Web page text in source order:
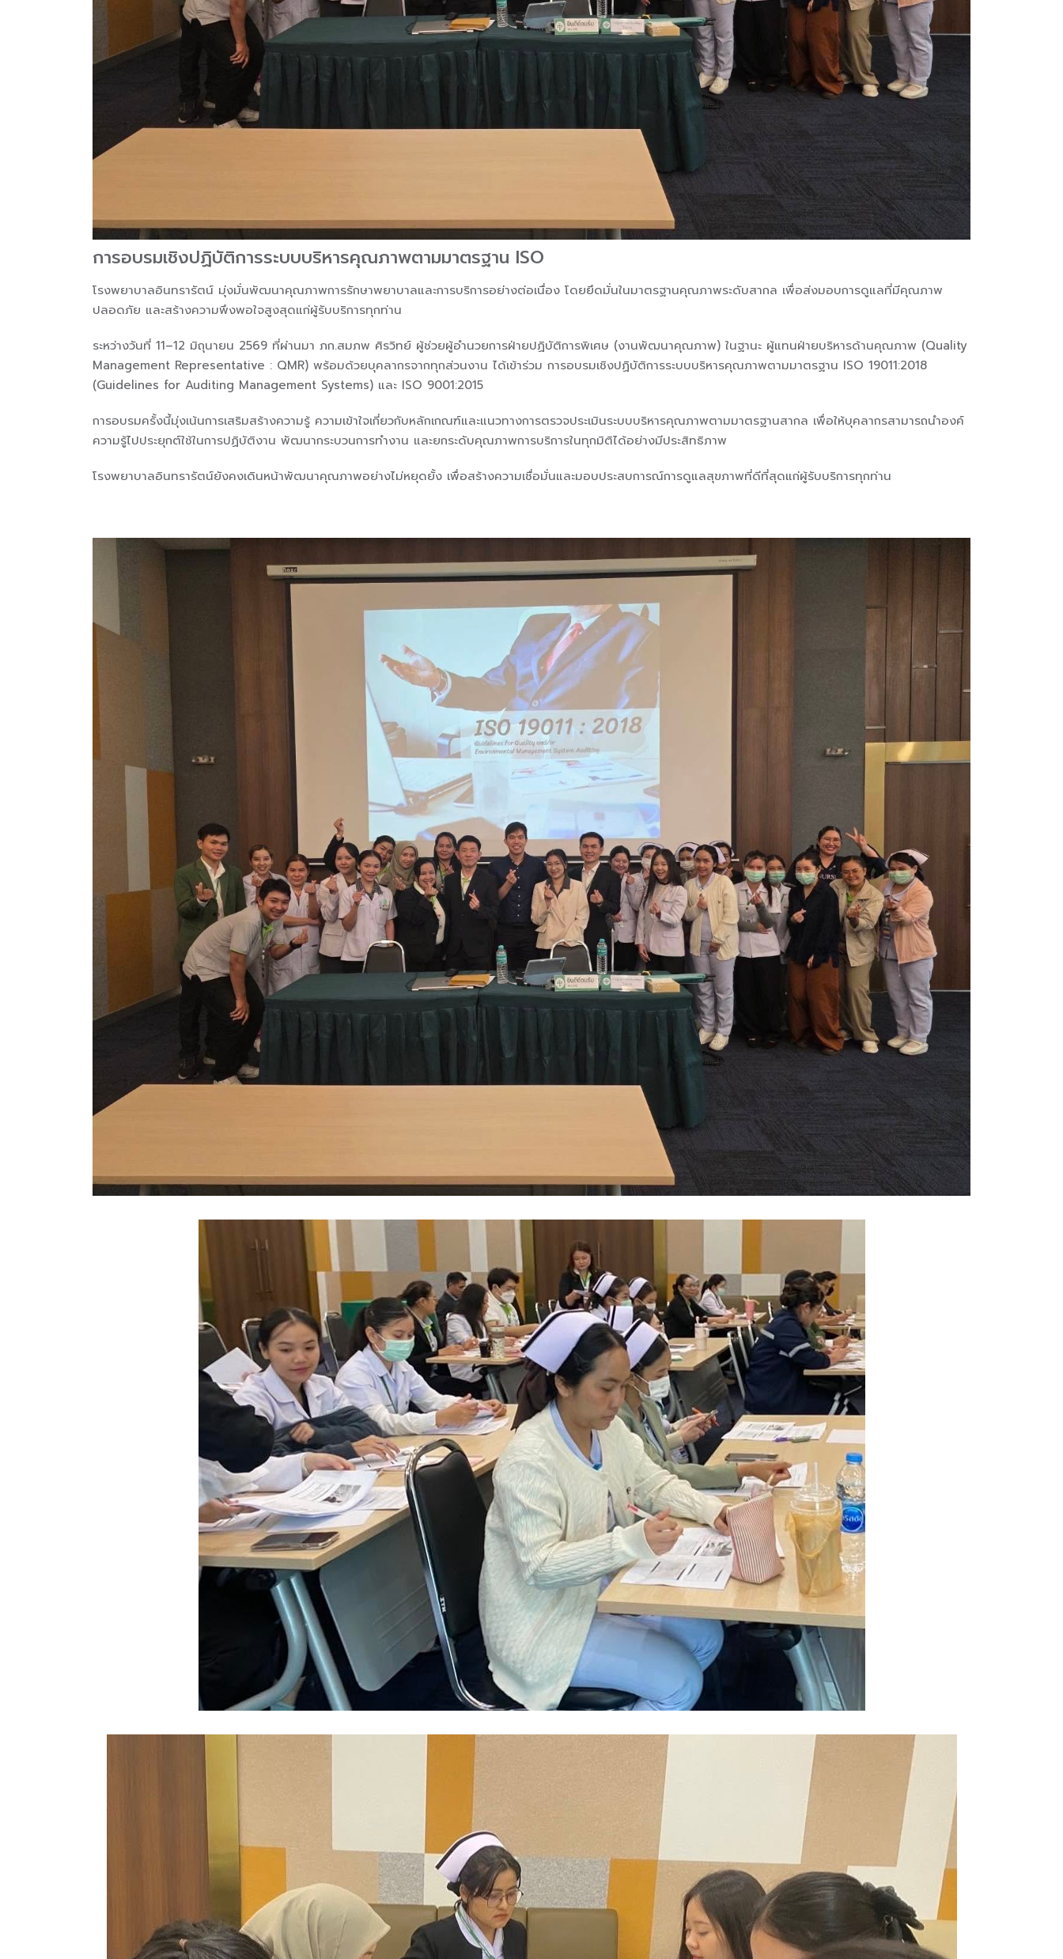
การอบรมเชิงปฏิบัติการระบบบริหารคุณภาพตามมาตรฐาน ISO
โรงพยาบาลอินทรารัตน์ มุ่งมั่นพัฒนาคุณภาพการรักษาพยาบาลและการบริการอย่างต่อเนื่อง โดยยึดมั่นในมาตรฐานคุณภาพระดับสากล เพื่อส่งมอบการดูแลที่มีคุณภาพ
ปลอดภัย และสร้างความพึงพอใจสูงสุดแก่ผู้รับบริการทุกท่าน
ระหว่างวันที่ 11–12 มิถุนายน 2569 ที่ผ่านมา ภก.สมภพ ศิรวิทย์ ผู้ช่วยผู้อำนวยการฝ่ายปฏิบัติการพิเศษ (งานพัฒนาคุณภาพ) ในฐานะ ผู้แทนฝ่ายบริหารด้านคุณภาพ (Quality
Management Representative : QMR) พร้อมด้วยบุคลากรจากทุกส่วนงาน ได้เข้าร่วม การอบรมเชิงปฏิบัติการระบบบริหารคุณภาพตามมาตรฐาน ISO 19011:2018
(Guidelines for Auditing Management Systems) และ ISO 9001:2015
การอบรมครั้งนี้มุ่งเน้นการเสริมสร้างความรู้ ความเข้าใจเกี่ยวกับหลักเกณฑ์และแนวทางการตรวจประเมินระบบบริหารคุณภาพตามมาตรฐานสากล เพื่อให้บุคลากรสามารถนำองค์
ความรู้ไปประยุกต์ใช้ในการปฏิบัติงาน พัฒนากระบวนการทำงาน และยกระดับคุณภาพการบริการในทุกมิติได้อย่างมีประสิทธิภาพ
โรงพยาบาลอินทรารัตน์ยังคงเดินหน้าพัฒนาคุณภาพอย่างไม่หยุดยั้ง เพื่อสร้างความเชื่อมั่นและมอบประสบการณ์การดูแลสุขภาพที่ดีที่สุดแก่ผู้รับบริการทุกท่าน